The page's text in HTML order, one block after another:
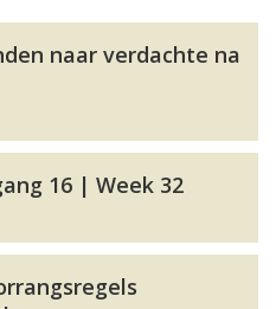
naar verdachte na
16 | Week 32